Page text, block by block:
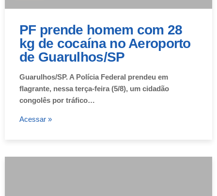
PF prende homem com 28
kg de cocaína no Aeroporto
de Guarulhos/SP
Guarulhos/SP. A Polícia Federal prendeu em
flagrante, nessa terça-feira (5/8), um cidadão
congolês por tráfico…
Acessar »